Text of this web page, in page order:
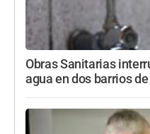
Obras Sanitarias
agua en dos barrios